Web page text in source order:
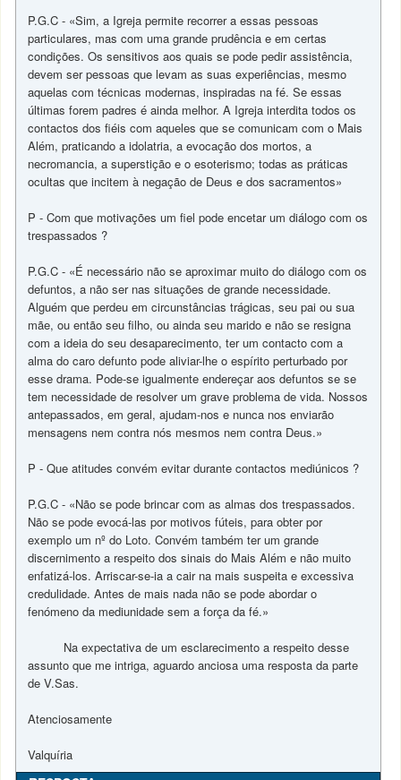
P.G.C - «Sim, a Igreja permite recorrer a essas pessoas
particulares, mas com uma grande prudência e em certas
condições. Os sensitivos aos quais se pode pedir assistência,
devem ser pessoas que levam as suas experiências, mesmo
aquelas com técnicas modernas, inspiradas na fé. Se essas
últimas forem padres é ainda melhor. A Igreja interdita todos os
contactos dos fiéis com aqueles que se comunicam com o Mais
Além, praticando a idolatria, a evocação dos mortos, a
necromancia, a superstição e o esoterismo; todas as práticas
ocultas que incitem à negação de Deus e dos sacramentos»
P - Com que motivações um fiel pode encetar um diálogo com os
trespassados ?
P.G.C - «É necessário não se aproximar muito do diálogo com os
defuntos, a não ser nas situações de grande necessidade.
Alguém que perdeu em circunstâncias trágicas, seu pai ou sua
mãe, ou então seu filho, ou ainda seu marido e não se resigna
com a ideia do seu desaparecimento, ter um contacto com a
alma do caro defunto pode aliviar-lhe o espírito perturbado por
esse drama. Pode-se igualmente endereçar aos defuntos se se
tem necessidade de resolver um grave problema de vida. Nossos
antepassados, em geral, ajudam-nos e nunca nos enviarão
mensagens nem contra nós mesmos nem contra Deus.»
P - Que atitudes convém evitar durante contactos mediúnicos ?
P.G.C - «Não se pode brincar com as almas dos trespassados.
Não se pode evocá-las por motivos fúteis, para obter por
exemplo um nº do Loto. Convém também ter um grande
discernimento a respeito dos sinais do Mais Além e não muito
enfatizá-los. Arriscar-se-ia a cair na mais suspeita e excessiva
credulidade. Antes de mais nada não se pode abordar o
fenómeno da mediunidade sem a força da fé.»
Na expectativa de um esclarecimento a respeito desse
assunto que me intriga, aguardo anciosa uma resposta da parte
de V.Sas.
Atenciosamente
Valquíria